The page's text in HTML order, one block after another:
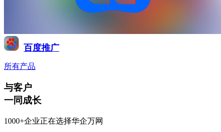
百度推广
所有产品
与客户
一同成长
1000+企业正在选择华企万网